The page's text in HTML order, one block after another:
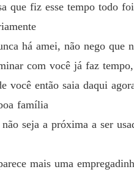
que fiz esse tempo todo
há amei, não nego que
com você já faz
você então saia daqui
família
seja a próxima a ser
mais uma